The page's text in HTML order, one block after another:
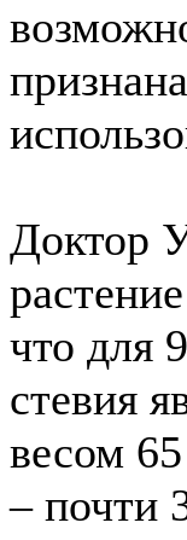
Доктор
что для
стевия
весом
– почти